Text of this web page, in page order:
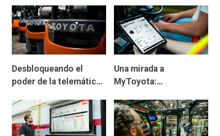
para una gestión
óptima de flotas
materiales?
Desbloqueando el
poder de la telemática
elevadoras
Una mirada a
MyToyota:
servicio y las
operaciones en una
sola plataforma digital